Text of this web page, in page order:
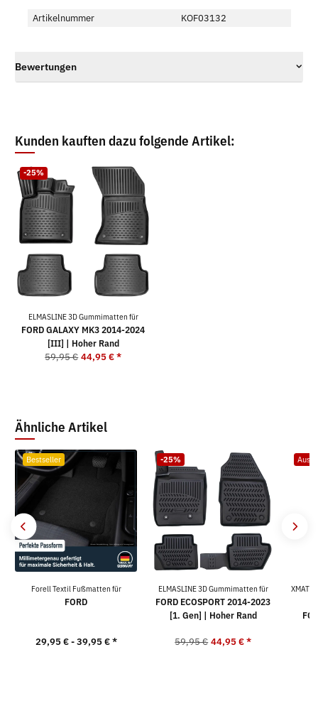
Artikelnummer KOF03132
Bewertungen
Kunden kauften dazu folgende Artikel:
-25%
ELMASLINE 3D Gummimatten für
FORD GALAXY MK3 2014-2024
[III] | Hoher Rand
59,95 € 44,95 €*
Ähnliche Artikel
Bestseller
Forell Textil Fußmatten für
FORD
29,95 € -39,95 €*
-25%
ELMASLINE 3D Gummimatten für
FORD ECOSPORT 2014-2023
[1. Gen] | Hoher Rand
59,95 € 44,95 €*